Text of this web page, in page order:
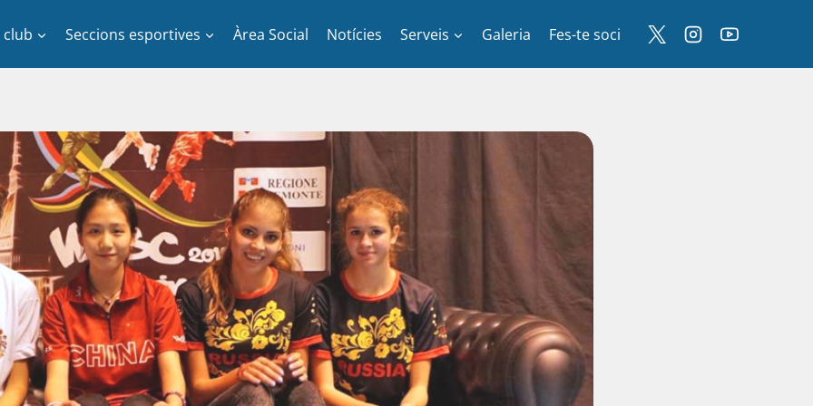
club Seccions esportives Àrea Social Notícies Serveis Galeria Fes-te soci